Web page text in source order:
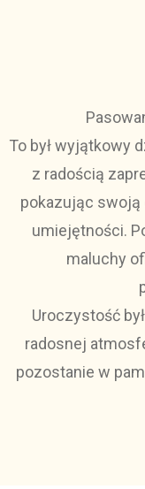
To był wyjątkowy
z radością
pokazując swoją
umiejętności.
maluchy
Uroczystość
radosnej
pozostanie w